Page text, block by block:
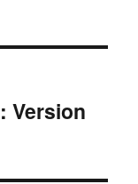
Version